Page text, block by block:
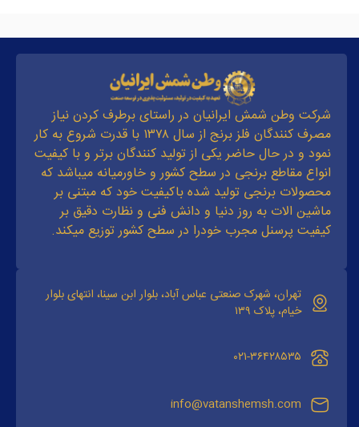
شرکت وطن شمش ایرانیان در راستای برطرف کردن نیاز
مصرف کنندگان فلز برنج از سال ۱۳۷۸ با قدرت شروع به کار
نمود و در حال حاضر یکی از تولید کنندگان برتر و با کیفیت
انواع مقاطع برنجی در سطح کشور و خاورمیانه میباشد که
محصولات برنجی تولید شده باکیفیت خود که مبتنی بر
ماشین الات به روز دنیا و دانش فنی و نظارت دقیق بر
کیفیت پرسنل مجرب خودرا در سطح کشور توزیع میکند.
تهران، شهرک صنعتی عباس آباد، بلوار ابن سینا، انتهای بلوار
خیام، پلاک ۱۳۹
۰۲۱-۳۶۴۲۸۵۳۵
info@vatanshemsh.com